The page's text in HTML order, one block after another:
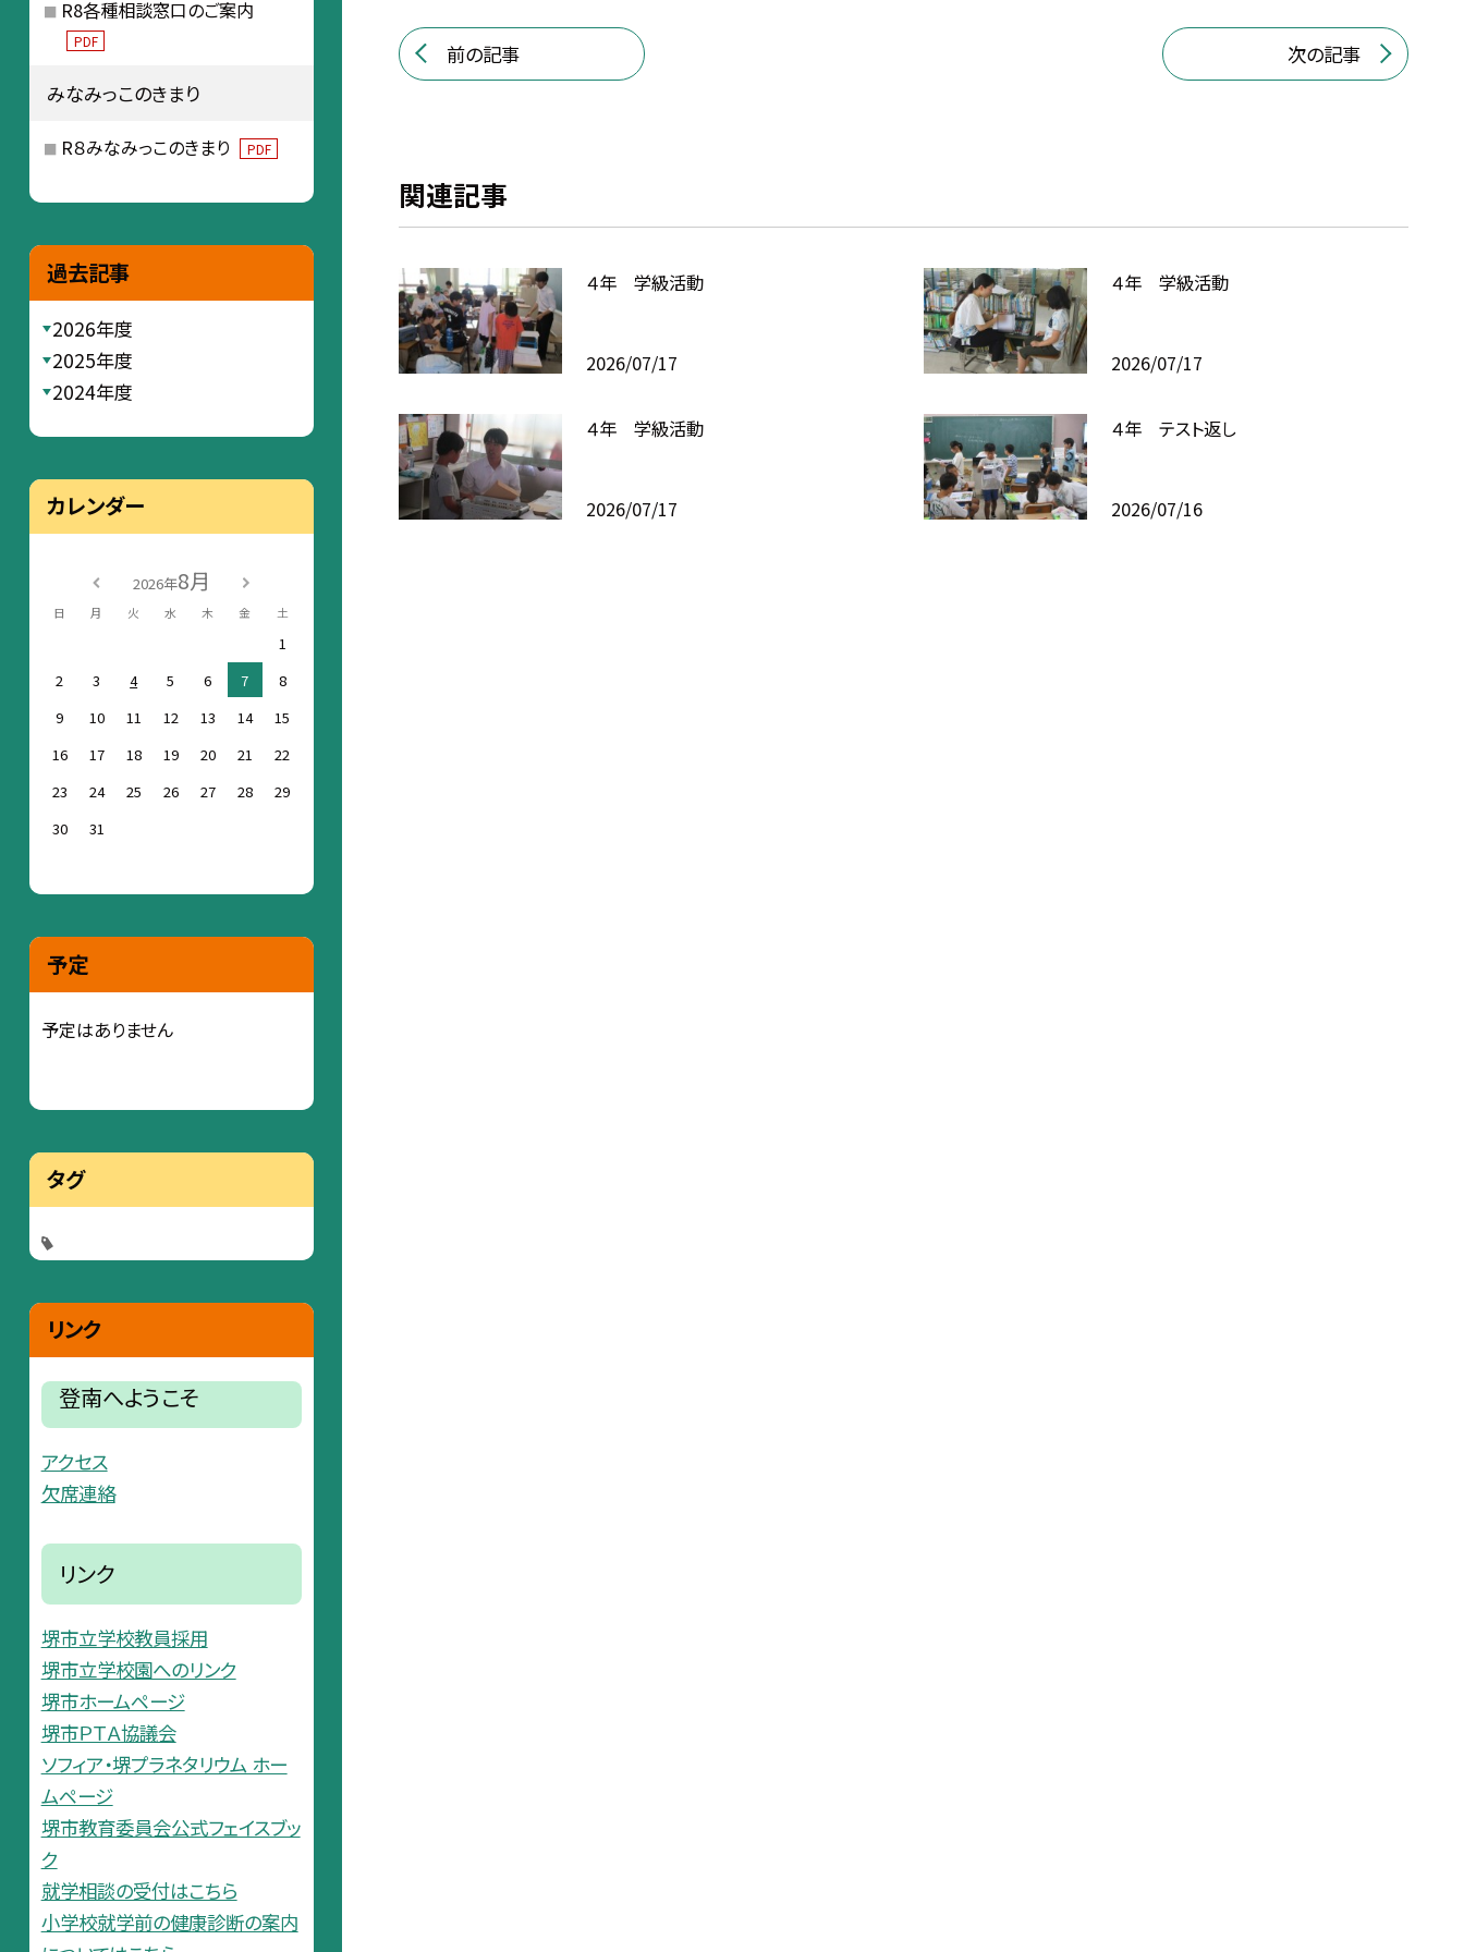
前の記事 次の記事
関連記事
４年 学級活動
2026/07/17
４年 学級活動
2026/07/17
４年 学級活動
2026/07/17
４年 テスト返し
2026/07/16
R8各種相談窓口のご案内
PDF
みなみっこのきまり
R８みなみっこのきまり PDF
過去記事
2026年度
2025年度
2024年度
カレンダー
2026年8月
日 月 火 水 木 金 土
1
2
3 4 5 6 7
8
9
10 11 12 13 14
15
16
17 18 19 20 21
22
23
24 25 26 27 28
29
30
31
予定
予定はありません
タグ
リンク
登南へようこそ
アクセス
欠席連絡
リンク
堺市立学校教員採用
堺市立学校園へのリンク
堺市ホームページ
堺市ＰＴＡ協議会
ソフィア・堺プラネタリウム ホー
ムページ
堺市教育委員会公式フェイスブッ
ク
就学相談の受付はこちら
小学校就学前の健康診断の案内